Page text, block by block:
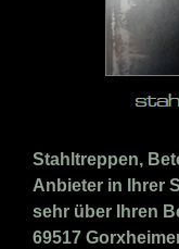
Stahltreppen,
Anbieter in Ihrer
sehr über Ihren
69517